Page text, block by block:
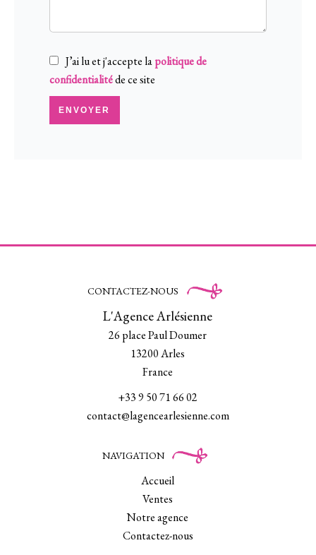
J’ai lu et j'accepte lapolitique de
confidentialitéde ce site
ENVOYER
CONTACTEZ-NOUS
L'Agence Arlésienne
26 place Paul Doumer
13200Arles
France
+33 9 50 71 66 02
contact@lagencearlesienne.com
NAVIGATION
Accueil
Ventes
Notre agence
Contactez-nous